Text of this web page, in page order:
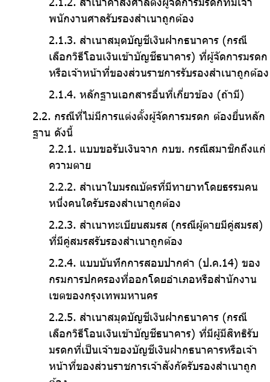
พนักงานศาลรับรองสำเนาถูกต้อง
สำเนาสมุดบัญชีเงินฝากธนาคาร (กรณี
เลือกวิธีโอนเงินเข้าบัญชีธนาคาร) ที่ผู้จัดการมรดก
หรือเจ้าหน้าที่ของส่วนราชการรับรองสำเนาถูกต้อง
หลักฐานเอกสารอื่นที่เกี่ยวข้อง (ถ้ามี)
กรณีที่ไม่มีการแต่งตั้งผู้จัดการมรดก ต้องยื่นหลัก
ฐาน ดังนี้
แบบขอรับเงินจาก กบข. กรณีสมาชิกถึงแก่
ความตาย
สำเนาใบมรณบัตรที่มีทายาทโดยธรรมคน
หนึ่งคนใดรับรองสำเนาถูกต้อง
สำเนาทะเบียนสมรส (กรณีผู้ตายมีคู่สมรส)
ที่มีคู่สมรสรับรองสำเนาถูกต้อง
แบบบันทึกการสอบปากคำ (ป.ค.14) ของ
กรมการปกครองที่ออกโดยอำเภอหรือสำนักงาน
เขตของกรุงเทพมหานคร
สำเนาสมุดบัญชีเงินฝากธนาคาร (กรณี
เลือกวิธีโอนเงินเข้าบัญชีธนาคาร) ที่มีผู้มีสิทธิรับ
มรดกที่เป็นเจ้าของบัญชีเงินฝากธนาคารหรือเจ้า
หน้าที่ของส่วนราชการเจ้าสังกัดรับรองสำเนาถูก